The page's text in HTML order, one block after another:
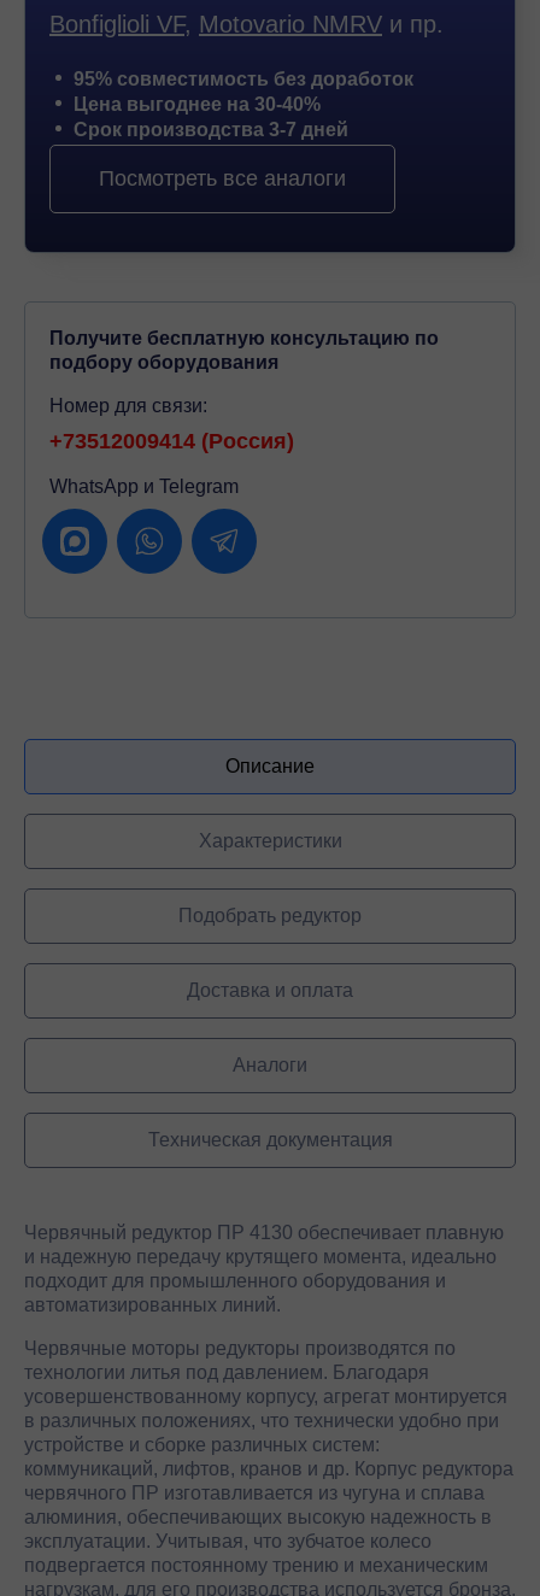
Bonfiglioli VF, Motovario NMRV и пр.
95% совместимость без доработок
Цена выгоднее на 30-40%
Срок производства 3-7 дней
Посмотреть все аналоги
Получите бесплатную консультацию по
подбору оборудования
Номер для связи:
+73512009414 (Россия)
WhatsApp и Telegram
Описание
Характеристики
Подобрать редуктор
Доставка и оплата
Аналоги
Техническая документация
Червячный редуктор ПР 4130 обеспечивает плавную
и надежную передачу крутящего момента, идеально
подходит для промышленного оборудования и
автоматизированных линий.
Червячные моторы редукторы производятся по
технологии литья под давлением. Благодаря
усовершенствованному корпусу, агрегат монтируется
в различных положениях, что технически удобно при
устройстве и сборке различных систем:
коммуникаций, лифтов, кранов и др. Корпус редуктора
червячного ПР изготавливается из чугуна и сплава
алюминия, обеспечивающих высокую надежность в
эксплуатации. Учитывая, что зубчатое колесо
подвергается постоянному трению и механическим
нагрузкам, для его производства используется бронза.